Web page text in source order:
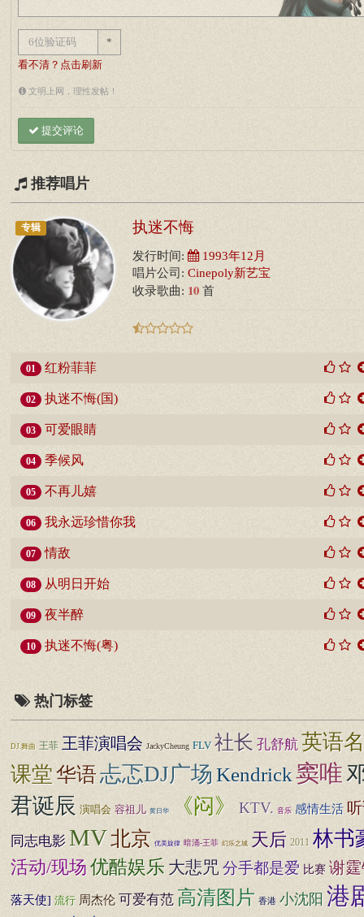
*
看不清？点击刷新
文明上网，理性发帖！
提交评论
推荐唱片
专辑 执迷不悔
发行时间: 1993年12月
唱片公司: Cinepoly新艺宝
收录歌曲: 10 首
01 红粉菲菲
02 执迷不悔(国)
03 可爱眼睛
04 季候风
05 不再儿嬉
06 我永远珍惜你我
07 情敌
08 从明日开始
09 夜半醉
10 执迷不悔(粤)
热门标签
DJ.舞曲 王菲 王菲演唱会 JackyCheung FLV 社长 孔舒航 英语
课堂华语忐忑DJ广场Kendrick窦唯
君诞辰 演唱会 容祖儿 黄日华 《闷》 KTV. 音乐 感情生活
同志电影 MV北京 优美旋律 暗涌-王菲 幻乐之城 天后 2011 林书
活动/现场 优酷娱乐 大悲咒分手都是爱 比赛 谢
落天使] 流行 周杰伦 可爱有范 高清图片 香港 小沈阳 港